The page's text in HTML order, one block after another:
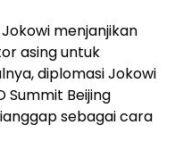
menjanjikan
asing untuk
diplomasi Jokowi
Summit Beijing
sebagai cara